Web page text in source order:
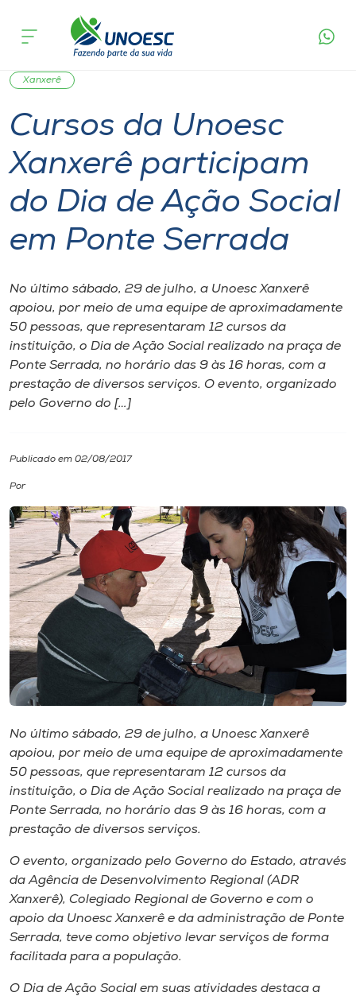
Cursos
Onde estamos
Pesquisa
Atendimento ao Estudante
Portal de Ensino
Internacionalização
I.nova
Cultura
CPA
Biblioteca
Editora
Rádio
Unoesc
Store
Selecione
o idioma
acontece
Xanxerê
Cursos da Unoesc
Xanxerê participam
do Dia de Ação Social
em Ponte Serrada
No último sábado, 29 de julho, a Unoesc Xanxerê
apoiou, por meio de uma equipe de aproximadamente
50 pessoas, que representaram 12 cursos da
instituição, o Dia de Ação Social realizado na praça de
Ponte Serrada, no horário das 9 às 16 horas, com a
prestação de diversos serviços. O evento, organizado
pelo Governo do […]
Publicado em 02/08/2017
Por
No último sábado, 29 de julho, a Unoesc Xanxerê
apoiou, por meio de uma equipe de aproximadamente
50 pessoas, que representaram 12 cursos da
instituição, o Dia de Ação Social realizado na praça de
Ponte Serrada, no horário das 9 às 16 horas, com a
prestação de diversos serviços.
O evento, organizado pelo Governo do Estado, através
da Agência de Desenvolvimento Regional (ADR
Xanxerê), Colegiado Regional de Governo e com o
apoio da Unoesc Xanxerê e da administração de Ponte
Serrada, teve como objetivo levar serviços de forma
facilitada para a população.
O Dia de Ação Social em suas atividades destaca a